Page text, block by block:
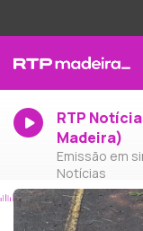
RTP
Madeira)
Emissão em
Notícias